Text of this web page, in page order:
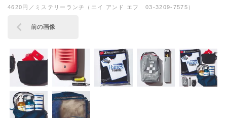
4620円／ミステリーランチ（エイ アンド エフ 03-3209-7575）
前の画像